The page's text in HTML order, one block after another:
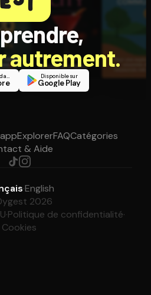
autrement.
Télécharger dans Disponible sur
Google Play
ExplorerFAQCatégories
& Aide
·English
2026
·Politique de confidentialité·
Cookies